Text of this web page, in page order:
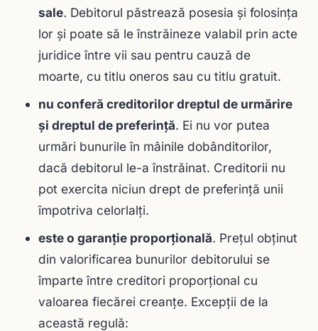
sale. Debitorul păstrează posesia și folosinţa
lor şi poate să le înstrăineze valabil prin acte
juridice între vii sau pentru cauză de
moarte, cu titlu oneros sau cu titlu gratuit.
nu conferă creditorilor dreptul de urmărire
şi dreptul de preferinţă. Ei nu vor putea
urmări bunurile în mâinile dobânditorilor,
dacă debitorul le-a înstrăinat. Creditorii nu
pot exercita niciun drept de preferinţă unii
împotriva celorlalţi.
este o garanţie proporţională. Preţul obţinut
din valorificarea bunurilor debitorului se
împarte între creditori proporţional cu
valoarea fiecărei creanţe. Excepții de la
această regulă: